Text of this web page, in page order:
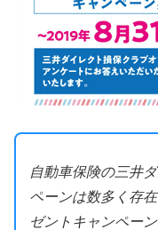
自動車保険の三井
ペーンは数多く存
ゼントキャンペー